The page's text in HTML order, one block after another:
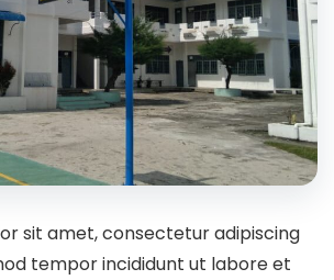
sit amet, consectetur adipiscing
tempor incididunt ut labore et